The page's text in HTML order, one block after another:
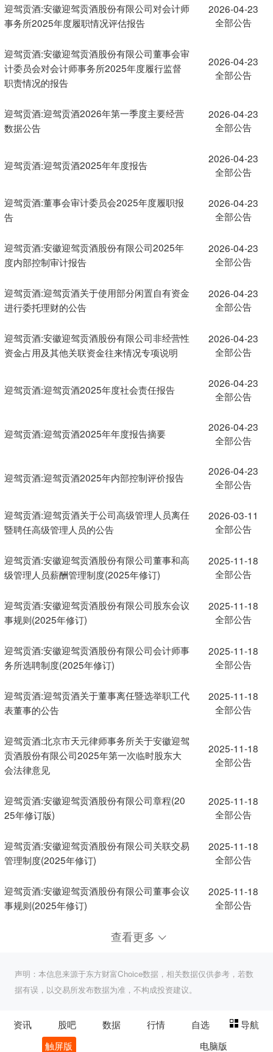
迎驾贡酒:安徽迎驾贡酒股份有限公司对会计师
事务所2025年度履职情况评估报告
2026-04-23
全部公告
迎驾贡酒:安徽迎驾贡酒股份有限公司董事会审
计委员会对会计师事务所2025年度履行监督
职责情况的报告
2026-04-23
全部公告
迎驾贡酒:迎驾贡酒2026年第一季度主要经营
数据公告
2026-04-23
全部公告
迎驾贡酒:迎驾贡酒2025年年度报告
2026-04-23
全部公告
迎驾贡酒:董事会审计委员会2025年度履职报
告
2026-04-23
全部公告
迎驾贡酒:安徽迎驾贡酒股份有限公司2025年
度内部控制审计报告
2026-04-23
全部公告
迎驾贡酒:迎驾贡酒关于使用部分闲置自有资金
进行委托理财的公告
2026-04-23
全部公告
迎驾贡酒:安徽迎驾贡酒股份有限公司非经营性
资金占用及其他关联资金往来情况专项说明
2026-04-23
全部公告
迎驾贡酒:迎驾贡酒2025年度社会责任报告
2026-04-23
全部公告
迎驾贡酒:迎驾贡酒2025年年度报告摘要
2026-04-23
全部公告
迎驾贡酒:迎驾贡酒2025年内部控制评价报告
2026-04-23
全部公告
迎驾贡酒:迎驾贡酒关于公司高级管理人员离任
暨聘任高级管理人员的公告
2026-03-11
全部公告
迎驾贡酒:安徽迎驾贡酒股份有限公司董事和高
级管理人员薪酬管理制度(2025年修订)
2025-11-18
全部公告
迎驾贡酒:安徽迎驾贡酒股份有限公司股东会议
事规则(2025年修订)
2025-11-18
全部公告
迎驾贡酒:安徽迎驾贡酒股份有限公司会计师事
务所选聘制度(2025年修订)
2025-11-18
全部公告
迎驾贡酒:迎驾贡酒关于董事离任暨选举职工代
表董事的公告
2025-11-18
全部公告
迎驾贡酒:北京市天元律师事务所关于安徽迎驾
贡酒股份有限公司2025年第一次临时股东大
会法律意见
2025-11-18
全部公告
迎驾贡酒:安徽迎驾贡酒股份有限公司章程(20
25年修订版)
2025-11-18
全部公告
迎驾贡酒:安徽迎驾贡酒股份有限公司关联交易
管理制度(2025年修订)
2025-11-18
全部公告
迎驾贡酒:安徽迎驾贡酒股份有限公司董事会议
事规则(2025年修订)
2025-11-18
全部公告
查看更多
声明：本信息来源于东方财富Choice数据，相关数据仅供参考，若数
据有误，以交易所发布数据为准，不构成投资建议。
资讯 股吧 数据 行情 自选
导航
触屏版
电脑版